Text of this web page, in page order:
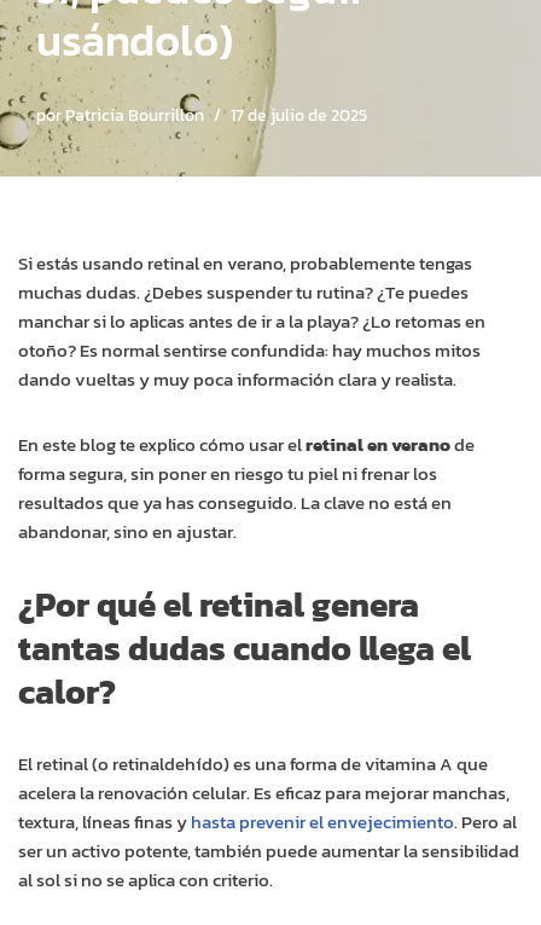
usándolo)
porPatricia Bourrillon 17 de julio de 2025
Si estás usando retinal en verano, probablemente tengas
muchas dudas. ¿Debes suspender tu rutina? ¿Te puedes
manchar si lo aplicas antes de ir a la playa? ¿Lo retomas en
otoño? Es normal sentirse confundida: hay muchos mitos
dando vueltas y muy poca información clara y realista.
En este blog te explico cómo usar elretinal en veranode
forma segura, sin poner en riesgo tu piel ni frenar los
resultados que ya has conseguido. La clave no está en
abandonar, sino en ajustar.
¿Por qué el retinal genera
tantas dudas cuando llega el
calor?
El retinal (o retinaldehído) es una forma de vitamina A que
acelera la renovación celular. Es eficaz para mejorar manchas,
textura, líneas finas yhasta prevenir el envejecimiento. Pero al
ser un activo potente, también puede aumentar la sensibilidad
al sol si no se aplica con criterio.